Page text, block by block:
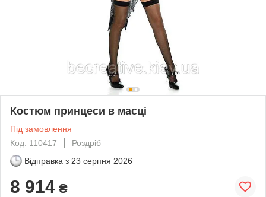
Костюм принцеси в масці
Під замовлення
Код: 110417
Роздріб
Відправка з 23 серпня 2026
8 914 ₴